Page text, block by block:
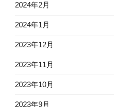
2024年2月
2024年1月
2023年12月
2023年11月
2023年10月
2023年9月